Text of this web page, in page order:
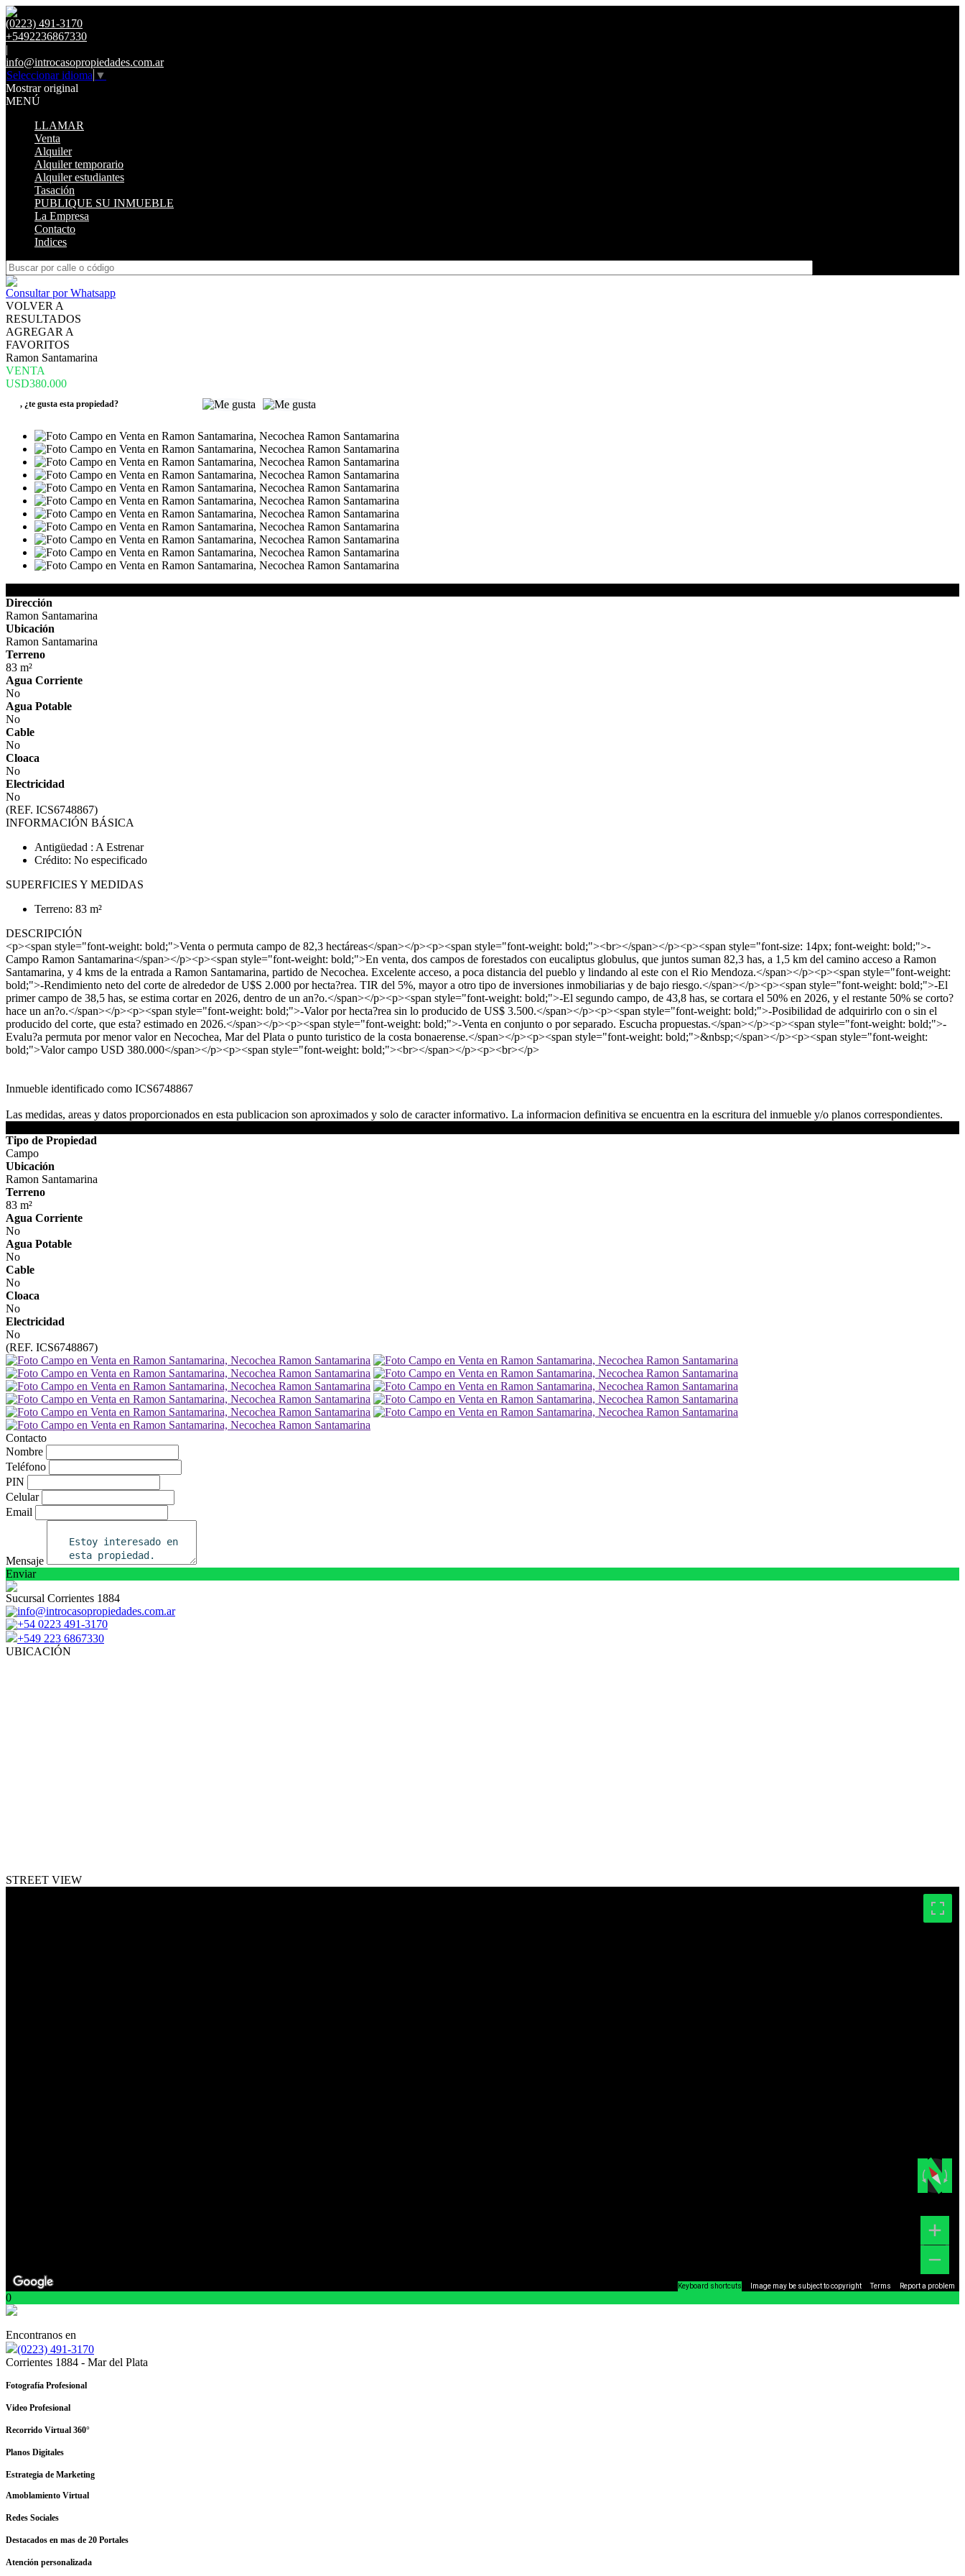
(0223) 491-3170
+5492236867330
|
info@introcasopropiedades.com.ar
Seleccionar idioma ▼
Mostrar original
MENÚ
LLAMAR
Venta
Alquiler
Alquiler temporario
Alquiler estudiantes
Tasación
PUBLIQUE SU INMUEBLE
La Empresa
Contacto
Indices
Consultar por Whatsapp
VOLVER A
RESULTADOS
AGREGAR A
FAVORITOS
Ramon Santamarina
VENTA
USD380.000
, ¿te gusta esta propiedad?
Dirección
Ramon Santamarina
Ubicación
Ramon Santamarina
Terreno
83 m²
Agua Corriente
No
Agua Potable
No
Cable
No
Cloaca
No
Electricidad
No
(REF. ICS6748867)
INFORMACIÓN BÁSICA
Antigüedad : A Estrenar
Crédito: No especificado
SUPERFICIES Y MEDIDAS
Terreno: 83 m²
DESCRIPCIÓN
<p><span style="font-weight: bold;">Venta o permuta campo de 82,3 hectáreas</span></p><p><span style="font-weight: bold;"><br></span></p><p><span style="font-size: 14px; font-weight: bold;">-
Campo Ramon Santamarina</span></p><p><span style="font-weight: bold;">En venta, dos campos de forestados con eucaliptus globulus, que juntos suman 82,3 has, a 1,5 km del camino acceso a Ramon
Santamarina, y 4 kms de la entrada a Ramon Santamarina, partido de Necochea. Excelente acceso, a poca distancia del pueblo y lindando al este con el Rio Mendoza.</span></p><p><span style="font-weight:
bold;">-Rendimiento neto del corte de alrededor de U$S 2.000 por hecta?rea. TIR del 5%, mayor a otro tipo de inversiones inmobiliarias y de bajo riesgo.</span></p><p><span style="font-weight: bold;">-El
primer campo de 38,5 has, se estima cortar en 2026, dentro de un an?o.</span></p><p><span style="font-weight: bold;">-El segundo campo, de 43,8 has, se cortara el 50% en 2026, y el restante 50% se corto?
hace un an?o.</span></p><p><span style="font-weight: bold;">-Valor por hecta?rea sin lo producido de US$ 3.500.</span></p><p><span style="font-weight: bold;">-Posibilidad de adquirirlo con o sin el
producido del corte, que esta? estimado en 2026.</span></p><p><span style="font-weight: bold;">-Venta en conjunto o por separado. Escucha propuestas.</span></p><p><span style="font-weight: bold;">-
Evalu?a permuta por menor valor en Necochea, Mar del Plata o punto turistico de la costa bonaerense.</span></p><p><span style="font-weight: bold;">&nbsp;</span></p><p><span style="font-weight:
bold;">Valor campo USD 380.000</span></p><p><span style="font-weight: bold;"><br></span></p><p><br></p>
Inmueble identificado como ICS6748867
Las medidas, areas y datos proporcionados en esta publicacion son aproximados y solo de caracter informativo. La informacion definitiva se encuentra en la escritura del inmueble y/o planos correspondientes.
Tipo de Propiedad
Campo
Ubicación
Ramon Santamarina
Terreno
83 m²
Agua Corriente
No
Agua Potable
No
Cable
No
Cloaca
No
Electricidad
No
(REF. ICS6748867)
Contacto
Nombre
Teléfono
PIN
Celular
Email
Mensaje
Enviar
Sucursal Corrientes 1884
info@introcasopropiedades.com.ar
+54 0223 491-3170
+549 223 6867330
UBICACIÓN
STREET VIEW
Keyboard shortcuts Image may be subject to copyright Terms Report a problem
0
Encontranos en
(0223) 491-3170
Corrientes 1884 - Mar del Plata
Fotografía Profesional
Video Profesional
Recorrido Virtual 360°
Planos Digitales
Estrategia de Marketing
Amoblamiento Virtual
Redes Sociales
Destacados en mas de 20 Portales
Atención personalizada